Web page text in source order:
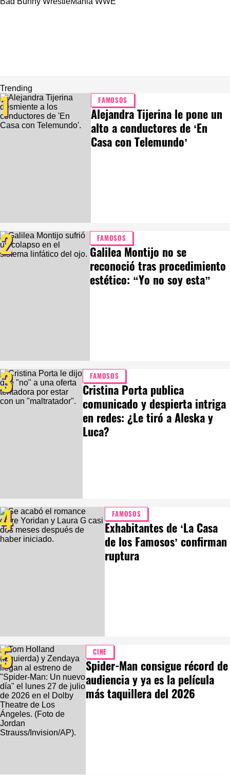
En esta nota
Trending
1 FAMOSOS
Alejandra Tijerina le pone un
alto a conductores de ‘En
Casa con Telemundo’
2 FAMOSOS
Galilea Montijo no se
reconoció tras procedimiento
estético: “Yo no soy esta”
3 FAMOSOS
Cristina Porta publica
comunicado y despierta intriga
en redes: ¿Le tiró a Aleska y
Luca?
4 FAMOSOS
Exhabitantes de ‘La Casa
de los Famosos’ confirman
ruptura
5 CINE
Spider-Man consigue récord de
audiencia y ya es la película
más taquillera del 2026